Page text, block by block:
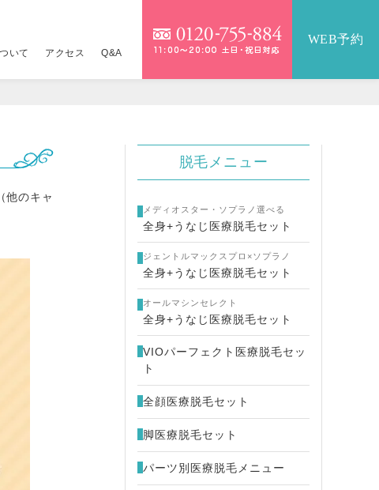
VIOパーフェクト医療脱毛セット
脚医療脱毛セット
ポテンツァ 詳しくはこちら
マイクロボトックス×水光注射
詳しくはこちら
24,800円
14,800円
スーパーヴェルヴェットスキン 19,800円
4,980円
ニキビ治療 （別サイトが開きます）
いて アクセス Q&A
WEB予約
（他のキャ
脱毛メニュー
メディオスター・ソプラノ選べる
全身+うなじ医療脱毛セット
ジェントルマックスプロ×ソプラノ
全身+うなじ医療脱毛セット
オールマシンセレクト
全身+うなじ医療脱毛セット
VIOパーフェクト医療脱毛セッ
ト
全顔医療脱毛セット
脚医療脱毛セット
パーツ別医療脱毛メニュー